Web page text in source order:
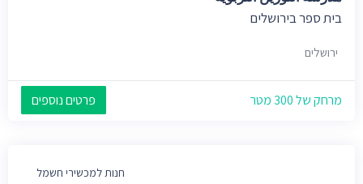
בית ספר בירושלים
ירושלים
מרחק של 300 מטר פרטים נוספים
חנות למכשירי חשמל